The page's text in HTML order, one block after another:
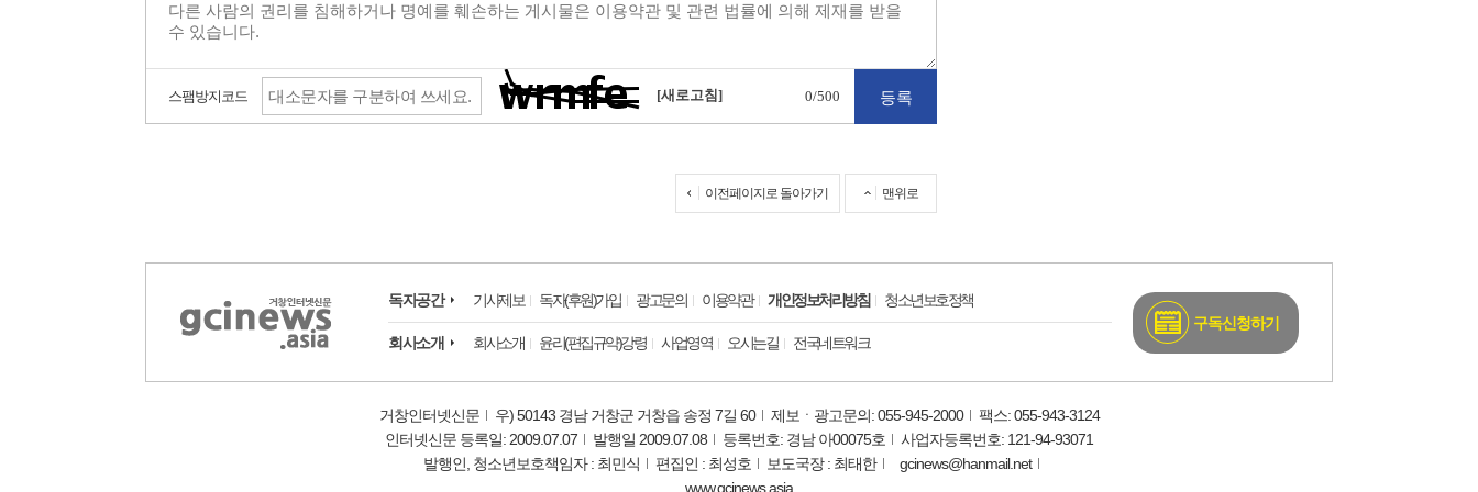
스팸방지코드 [새로고침] 0/500
이전페이지로 돌아가기 맨위로
독자공간 기사제보 독자(후원)가입 광고문의 이용약관 개인정보처리방침 청소년보호정책
회사소개 회사소개 윤리(편집규약)강령 사업영역 오시는길 전국네트워크
구독신청하기
거창인터넷신문 우) 50143 경남 거창군 거창읍 송정 7길 60 제보ㆍ광고문의: 055-945-2000
팩스: 055-943-3124
인터넷신문 등록일: 2009.07.07
발행일 2009.07.08 등록번호: 경남 아00075호
사업자등록번호: 121-94-93071
발행인, 청소년보호책임자 : 최민식
편집인 : 최성호 보도국장 : 최태한
gcinews@hanmail.net
www.gcinews.asia